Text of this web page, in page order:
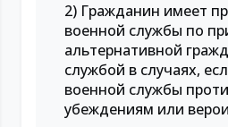
2) Гражданин имеет
военной службы по
альтернативной
службой в случаях,
военной службы
убеждениям или